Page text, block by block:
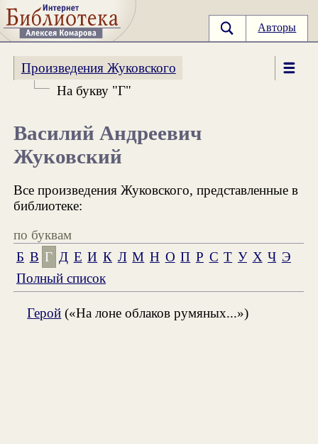
Авторы
Произведения Жуковского
На букву "Г"
Василий Андреевич
Жуковский
Все произведения Жуковского, представленные в
библиотеке:
по буквам
Б В Г Д Е И К Л М Н О П Р С Т У Х Ч Э
Полный список
Герой («На лоне облаков румяных...»)